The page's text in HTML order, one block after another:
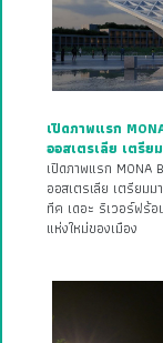
เปิดภาพแรก
ออสเตรเลีย เตรีย
เปิดภาพแรก
ออสเตรเลีย เตรียมม
ทีค เดอะ ริเวอร์ฟร้อ
แห่งใหม่ของเมือง